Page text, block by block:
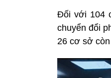
Đối với 104
chuyển đổi
26 cơ sở